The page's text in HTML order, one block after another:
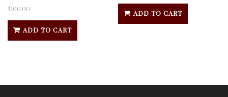
₹100.00
ADD TO CART
ADD TO CART